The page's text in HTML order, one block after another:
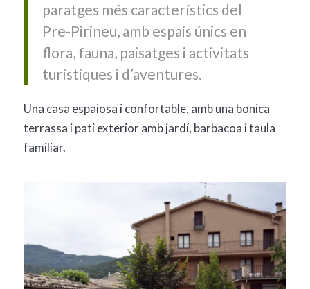
paratges més característics del
Pre-Pirineu, amb espais únics en
flora, fauna, paisatges i activitats
turístiques i d’aventures.
Una casa espaiosa i confortable, amb una bonica
terrassa i pati exterior amb jardí, barbacoa i taula
familiar.